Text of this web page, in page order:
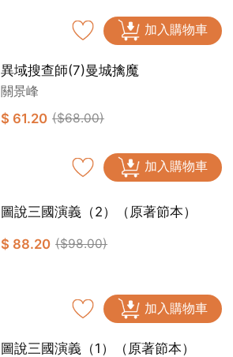
加入購物車
異域搜查師(7)曼城擒魔
關景峰
$ 61.20 ($68.00)
加入購物車
圖說三國演義（2）（原著節本）
$ 88.20 ($98.00)
加入購物車
圖說三國演義（1）（原著節本）